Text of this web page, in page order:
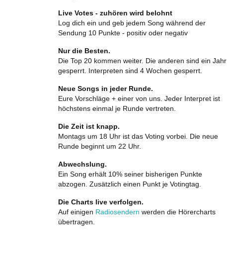
Live Votes - zuhören wird belohnt
Log dich ein und geb jedem Song während der
Sendung 10 Punkte - positiv oder negativ
Nur die Besten.
Die Top 20 kommen weiter. Die anderen sind ein Jahr
gesperrt. Interpreten sind 4 Wochen gesperrt.
Neue Songs in jeder Runde.
Eure Vorschläge + einer von uns. Jeder Interpret ist
höchstens einmal je Runde vertreten.
Die Zeit ist knapp.
Montags um 18 Uhr ist das Voting vorbei. Die neue
Runde beginnt um 22 Uhr.
Abwechslung.
Ein Song erhält 10% seiner bisherigen Punkte
abzogen. Zusätzlich einen Punkt je Votingtag.
Die Charts live verfolgen.
Auf einigen Radiosendern werden die Hörercharts
übertragen.